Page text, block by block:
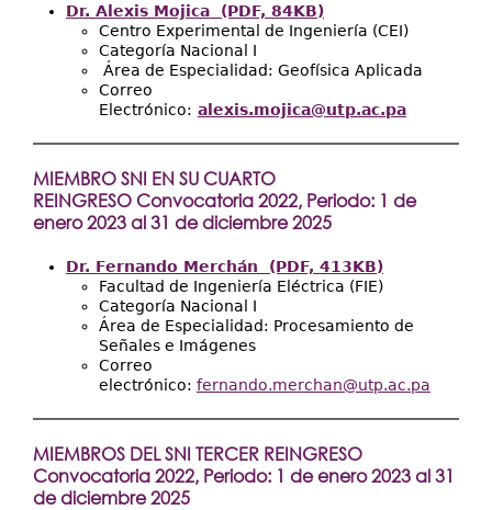
Transparencia
Dr. Alexis Mojica (PDF, 84KB)
Centro Experimental de Ingeniería (CEI)
Categoría Nacional I
Área de Especialidad: Geofísica Aplicada
Correo
Electrónico: alexis.mojica@utp.ac.pa
MIEMBRO SNI EN SU CUARTO
REINGRESO Convocatoria 2022, Periodo: 1 de
enero 2023 al 31 de diciembre 2025
Dr. Fernando Merchán (PDF, 413KB)
Facultad de Ingeniería Eléctrica (FIE)
Categoría Nacional I
Área de Especialidad: Procesamiento de
Señales e Imágenes
Correo
electrónico: fernando.merchan@utp.ac.pa
MIEMBROS DEL SNI TERCER REINGRESO
Convocatoria 2022, Periodo: 1 de enero 2023 al 31
de diciembre 2025